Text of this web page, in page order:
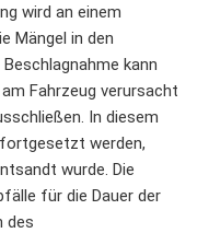
wird an einem
Mängel in den
kann
Fahrzeug verursacht
In diesem
werden,
wurde. Die
für die Dauer der
des